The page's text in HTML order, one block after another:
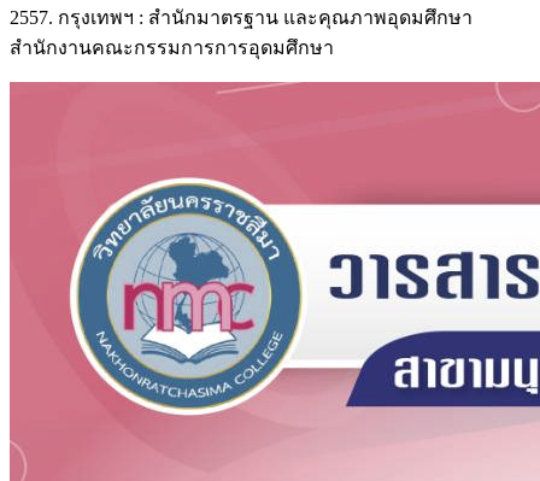
2557. กรุงเทพฯ : สำนักมาตรฐาน และคุณภาพอุดมศึกษา
สำนักงานคณะกรรมการการอุดมศึกษา